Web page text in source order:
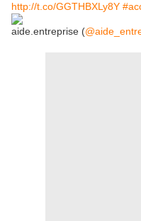
http://t.co/GGTHBXLy8Y
aide.entreprise (